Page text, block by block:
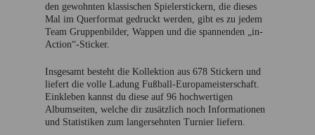
den gewohnten klassischen Spielerstickern, die dieses
Mal im Querformat gedruckt werden, gibt es zu jedem
Team Gruppenbilder, Wappen und die spannenden „in-
Action“-Sticker.
Insgesamt besteht die Kollektion aus 678 Stickern und
liefert die volle Ladung Fußball-Europameisterschaft.
Einkleben kannst du diese auf 96 hochwertigen
Albumseiten, welche dir zusätzlich noch Informationen
und Statistiken zum langersehnten Turnier liefern.